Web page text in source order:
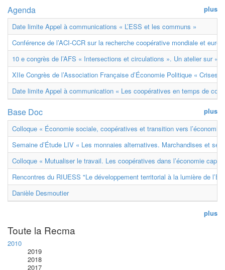
plus
Agenda
Date limite Appel à communications « L’ESS et les communs »
Conférence de l’ACI-CCR sur la recherche coopérative mondiale et
10 e congrès de l’AFS « Intersections et circulations ». Un atelier sur «
XIIe Congrès de l’Association Française d’Économie Politique « Crises
Date limite Appel à communication « Les coopératives en temps de
plus
Base Doc
Colloque « Économie sociale, coopératives et transition vers
Semaine d’Étude LIV « Les monnaies alternatives. Marchandises et
Colloque « Mutualiser le travail. Les coopératives dans l’économie
Rencontres du RIUESS "Le développement territorial à la lumière de
Danièle Desmoutier
plus
Toute la Recma
2010
2019
2018
2017